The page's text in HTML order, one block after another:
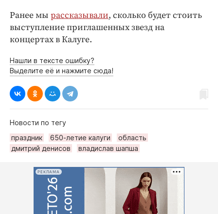
Ранее мы рассказывали, сколько будет стоить
выступление приглашенных звезд на
концертах в Калуге.
Нашли в тексте ошибку?
Выделите её и нажмите сюда!
Новости по тегу
праздник
650-летие калуги
область
дмитрий денисов
владислав шапша
РЕКЛАМА